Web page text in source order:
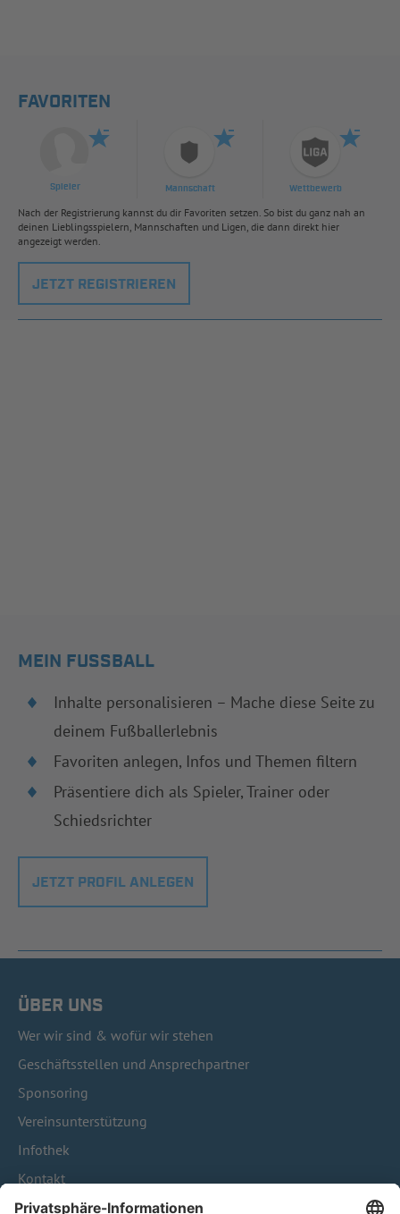
FAVORITEN
Spieler Mannschaft Wettbewerb
Nach der Registrierung kannst du dir Favoriten setzen. So bist du ganz nah an
deinen Lieblingsspielern, Mannschaften und Ligen, die dann direkt hier
angezeigt werden.
JETZT REGISTRIEREN
MEIN FUSSBALL
Inhalte personalisieren – Mache diese Seite zu
deinem Fußballerlebnis
Favoriten anlegen, Infos und Themen filtern
Präsentiere dich als Spieler, Trainer oder
Schiedsrichter
JETZT PROFIL ANLEGEN
ÜBER UNS
Wer wir sind & wofür wir stehen
Geschäftsstellen und Ansprechpartner
Sponsoring
Vereinsunterstützung
Infothek
Kontakt